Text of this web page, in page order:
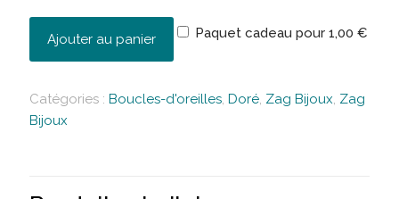
Ajouter au panier Paquet cadeau pour 1,00 €
Catégories : Boucles-d'oreilles, Doré, Zag Bijoux, Zag
Bijoux